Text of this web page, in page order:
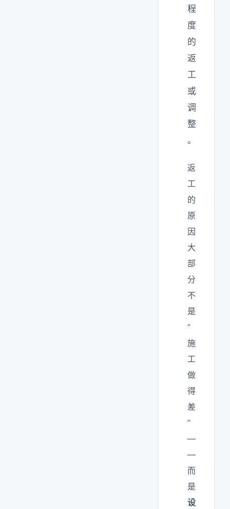
程
度
的
返
工
或
调
整
。
返
工
的
原
因
大
部
分
不
是
”
施
工
做
得
差
”
—
—
而
是
设